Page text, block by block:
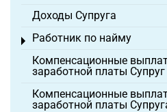
Доходы Супруга
Работник по найму
Toggle menu
Компенсационные
заработной платы Супруг
Компенсационные
заработной платы